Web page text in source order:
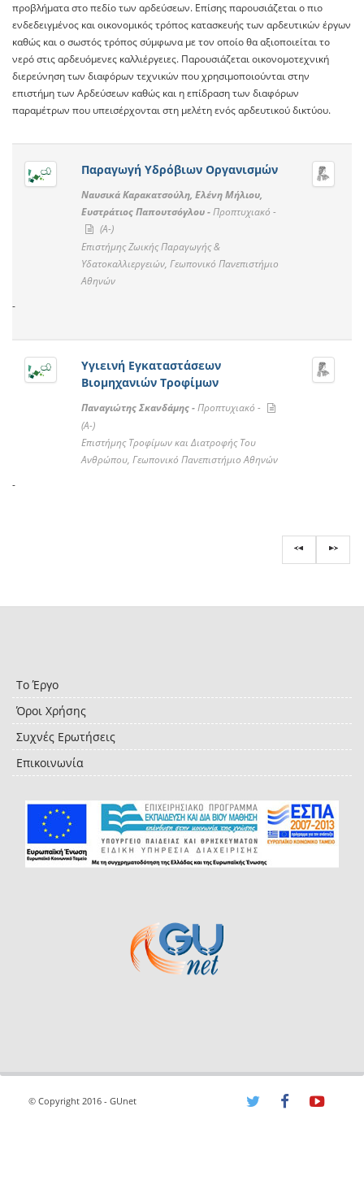
προβλήματα στο πεδίο των αρδεύσεων. Επίσης παρουσιάζεται ο πιο
ενδεδειγμένος και οικονομικός τρόπος κατασκευής των αρδευτικών έργων
καθώς και ο σωστός τρόπος σύμφωνα με τον οποίο θα αξιοποιείται το
νερό στις αρδευόμενες καλλιέργειες. Παρουσιάζεται οικονομοτεχνική
διερεύνηση των διαφόρων τεχνικών που χρησιμοποιούνται στην
επιστήμη των Αρδεύσεων καθώς και η επίδραση των διαφόρων
παραμέτρων που υπεισέρχονται στη μελέτη ενός αρδευτικού δικτύου.
Παραγωγή Υδρόβιων Οργανισμών
Ναυσικά Καρακατσούλη, Ελένη Μήλιου,
Ευστράτιος Παπουτσόγλου -Προπτυχιακό -
(A-)
Επιστήμης Ζωικής Παραγωγής &
Υδατοκαλλιεργειών, Γεωπονικό Πανεπιστήμιο
Αθηνών
-
Υγιεινή Εγκαταστάσεων
Βιομηχανιών Τροφίμων
Παναγιώτης Σκανδάμης -Προπτυχιακό -
(A-)
Επιστήμης Τροφίμων και Διατροφής Του
Ανθρώπου, Γεωπονικό Πανεπιστήμιο Αθηνών
-
Το Έργο
Όροι Χρήσης
Συχνές Ερωτήσεις
Επικοινωνία
© Copyright 2016 - GUnet